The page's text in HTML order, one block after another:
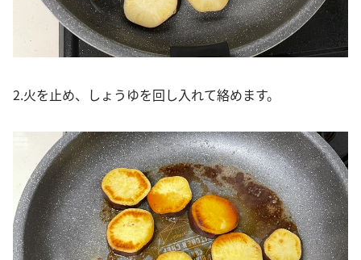
2.火を止め、しょうゆを回し入れて絡めます。